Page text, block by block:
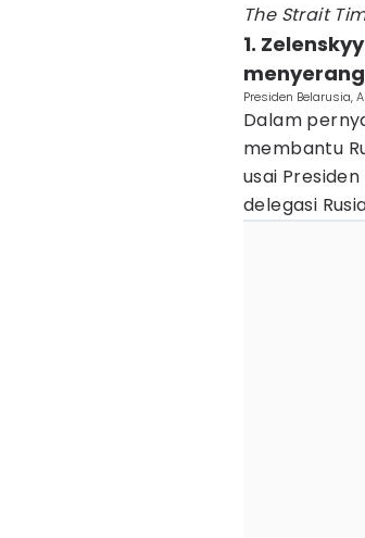
The Strait
1.
Presiden Belarusia,
Dalam
membantu
usai
delegasi